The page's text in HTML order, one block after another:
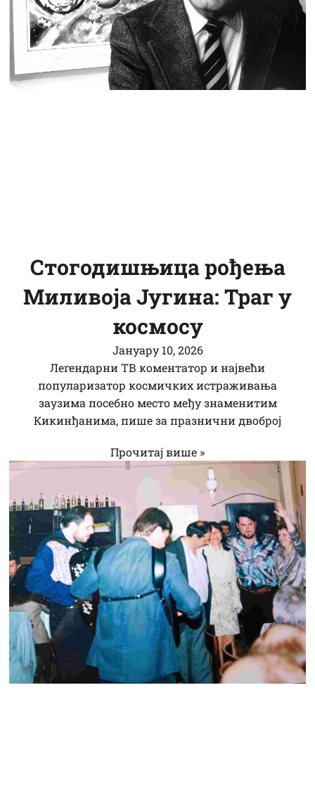
Стогодишњица рођења
Миливоја Југина: Траг у
космосу
Јануарy 10, 2026
Легендарни ТВ коментатор и највећи
популаризатор космичких истраживања
заузима посебно место међу знаменитим
Кикинђанима, пише за празнични двоброј
Прочитај више »